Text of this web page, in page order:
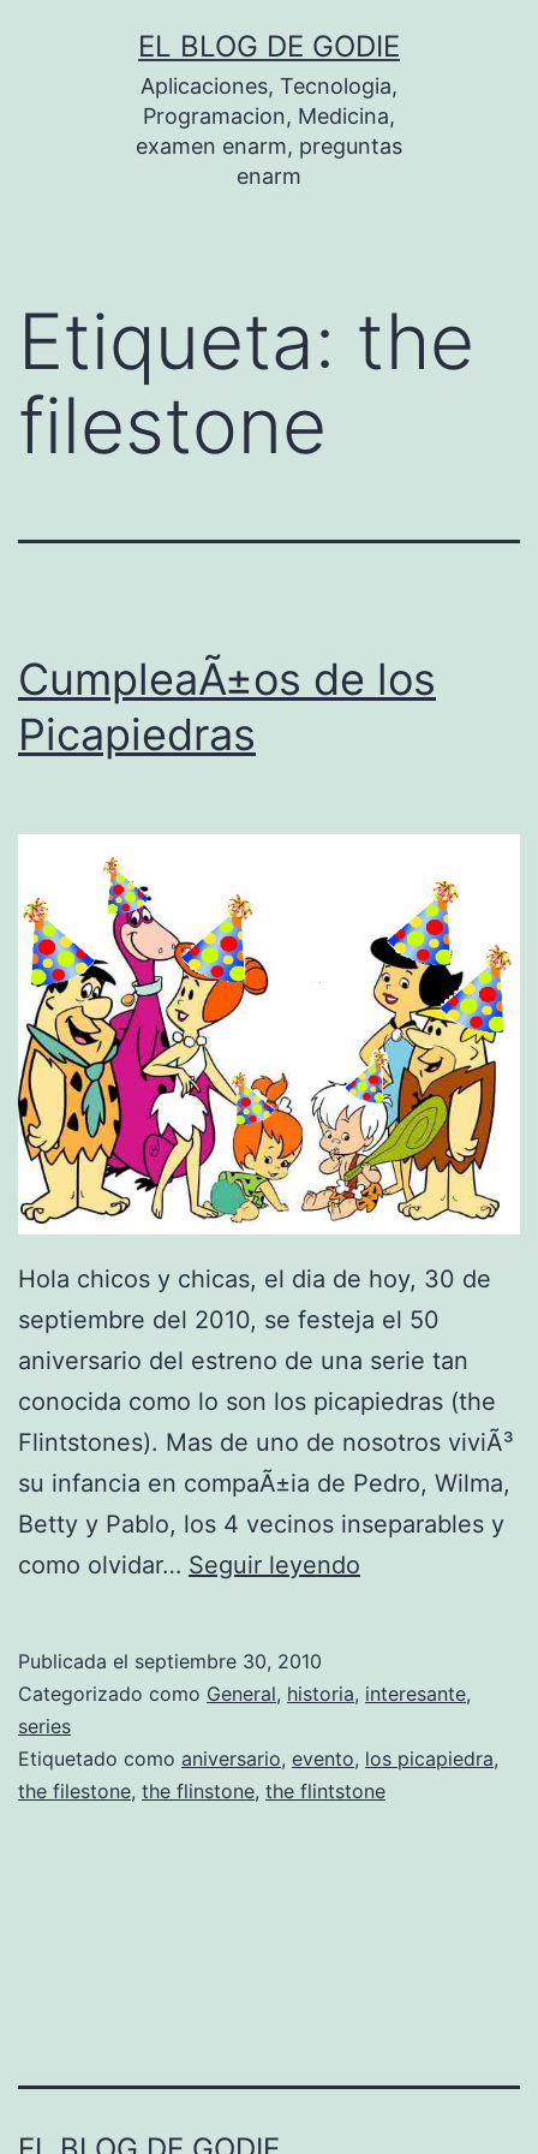
EL BLOG DE GODIE
Aplicaciones, Tecnologia,
Programacion, Medicina,
examen enarm, preguntas
enarm
Etiqueta: the
filestone
CumpleaÃ±os de los
Picapiedras
Hola chicos y chicas, el dia de hoy, 30 de
septiembre del 2010, se festeja el 50
aniversario del estreno de una serie tan
conocida como lo son los picapiedras (the
Flintstones). Mas de uno de nosotros viviÃ³
su infancia en compaÃ±ia de Pedro, Wilma,
Betty y Pablo, los 4 vecinos inseparables y
como olvidar… Seguir leyendo
p
e
a
l
Publicada el septiembre 30, 2010
Categorizado como General, historia, interesante,
series
Etiquetado como aniversario, evento, los picapiedra,
the filestone, the flinstone, the flintstone